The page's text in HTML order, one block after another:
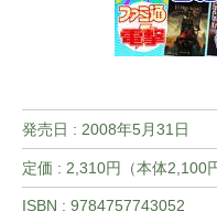
発売日 : 2008年5月31日
定価 : 2,310円（本体2,100
ISBN : 9784757743052